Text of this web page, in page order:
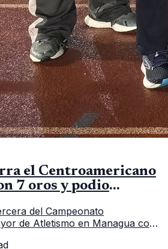
el Centroamericano
7 oros y podio
del Campeonato
de Atletismo en Managua con